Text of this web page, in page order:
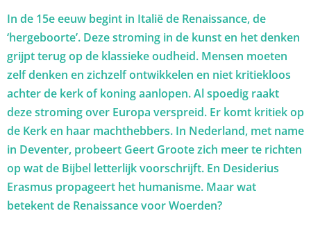
In de 15e eeuw begint in Italië de Renaissance, de
‘hergeboorte’. Deze stroming in de kunst en het denken
grijpt terug op de klassieke oudheid. Mensen moeten
zelf denken en zichzelf ontwikkelen en niet kritiekloos
achter de kerk of koning aanlopen. Al spoedig raakt
deze stroming over Europa verspreid. Er komt kritiek op
de Kerk en haar machthebbers. In Nederland, met name
in Deventer, probeert Geert Groote zich meer te richten
op wat de Bijbel letterlijk voorschrijft. En Desiderius
Erasmus propageert het humanisme. Maar wat
betekent de Renaissance voor Woerden?